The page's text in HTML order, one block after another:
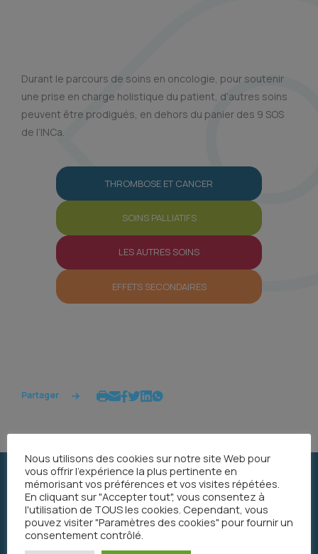
Durant le parcours de soins en oncologie, pour soutenir
une prise en charge holistique du patient, d’autres soins
peuvent être prodigués, en dehors du panier des 9 SOS
de l’INCa.
THROMBOSE ET CANCER
SOINS PALLIATIFS
LES AUTRES SOINS
EFFETS SECONDAIRES
Partager
Nous utilisons des cookies sur notre site Web pour
vous offrir l'expérience la plus pertinente en
mémorisant vos préférences et vos visites répétées.
En cliquant sur "Accepter tout", vous consentez à
l'utilisation de TOUS les cookies. Cependant, vous
pouvez visiter "Paramètres des cookies" pour fournir un
consentement contrôlé.